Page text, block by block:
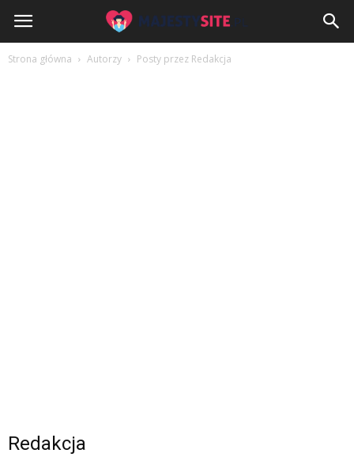
MajestySite.pl
Strona główna Autorzy Posty przez Redakcja
Redakcja